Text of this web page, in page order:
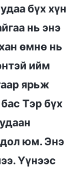
бүх хүн
нь энэ
өмнө нь
ийм
ярьж
Тэр бүх
юм. Энэ
Үүнээс